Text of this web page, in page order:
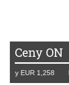
Ceny ON
EUR 1,258